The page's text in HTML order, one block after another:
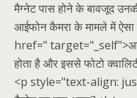
मैग्नेट पास होने के बावजूद
आईफोन कैमरा के मामले में
href="
होता है और इससे फोटो
<p style="text-align: